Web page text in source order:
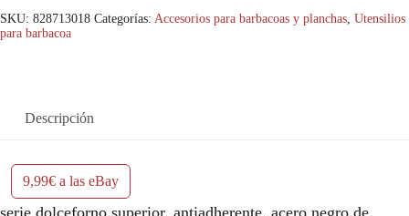
SKU: 828713018 Categorías: Accesorios para barbacoas y planchas, Utensilios
para barbacoa
Descripción
9,99€ a las eBay